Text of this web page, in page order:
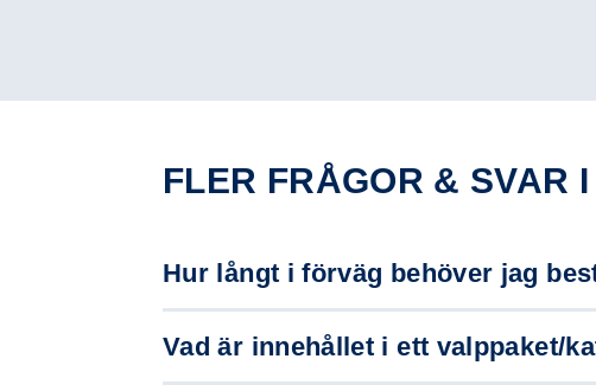
FLER FRÅGOR & SVAR
Hur långt i förväg behöver jag
Vad är innehållet i ett valppaket/